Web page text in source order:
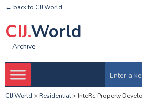
← back to CIJ.World
CIJ.World
Archive
CIJ.World > Residential> InteRo Property